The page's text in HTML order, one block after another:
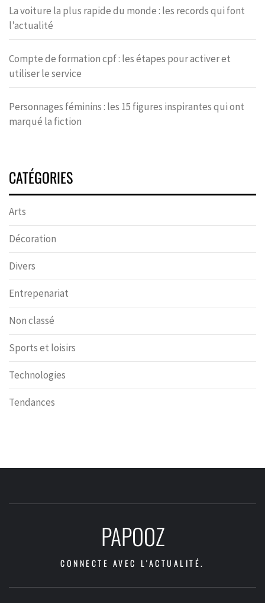
La voiture la plus rapide du monde : les records qui font
l’actualité
Compte de formation cpf : les étapes pour activer et
utiliser le service
Personnages féminins : les 15 figures inspirantes qui ont
marqué la fiction
CATÉGORIES
Arts
Décoration
Divers
Entrepenariat
Non classé
Sports et loisirs
Technologies
Tendances
PAPOOZ
CONNECTE AVEC L'ACTUALITÉ.